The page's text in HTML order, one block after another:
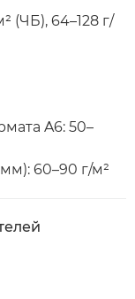
(ЧБ), 64–128 г/
A6: 50–
60–90 г/м²